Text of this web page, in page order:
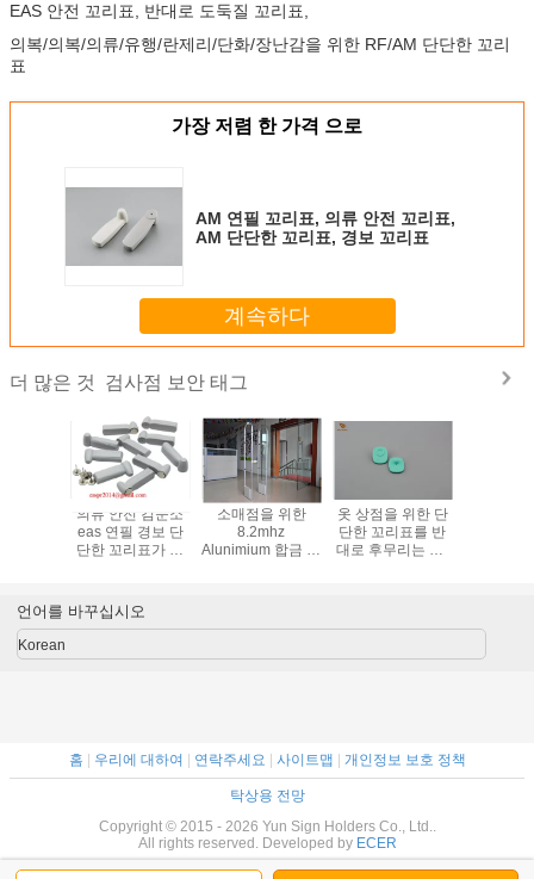
EAS 안전 꼬리표, 반대로 도둑질 꼬리표,
의복/의복/의류/유행/란제리/단화/장난감을 위한 RF/AM 단단한 꼬리
표
가장 저렴 한 가격 으로
AM 연필 꼬리표, 의류 안전 꼬리표,
AM 단단한 꼬리표, 경보 꼬리표
계속하다
더 많은 것 검사점 보안 태그
의류 안전 검문소
eas 연필 경보 단
단한 꼬리표가 단
를 붙입니다
소매점을 위한
8.2mhz
Alunimium 합금 검
옷 상점을 위한 단
단한 꼬리표를 반
대로 후무리는 RF
언어를 바꾸십시오
Korean
홈 우리에 대하여 연락주세요 사이트맵 개인정보 보호 정책
탁상용 전망
Copyright © 2015 - 2026 Yun Sign Holders Co., Ltd..
All rights reserved. Developed by ECER